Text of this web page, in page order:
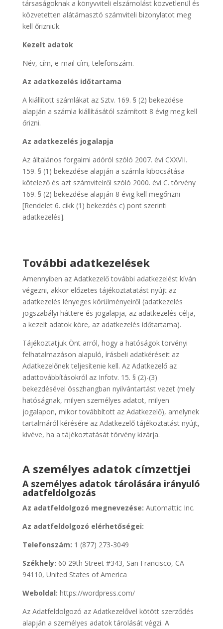
társaságoknak a könyvviteli elszámolást közvetlenül és
közvetetten alátámasztó számviteli bizonylatot meg
kell őrizniük.
Kezelt adatok
Név, cím, e-mail cím, telefonszám.
Az adatkezelés időtartama
A kiállított számlákat az Sztv. 169. § (2) bekezdése
alapján a számla kiállításától számított 8 évig meg kell
őrizni.
Az adatkezelés jogalapja
Az általános forgalmi adóról szóló 2007. évi CXXVII.
159. § (1) bekezdése alapján a számla kibocsátása
kötelező és azt számvitelről szóló 2000. évi C. törvény
169. § (2) bekezdése alapján 8 évig kell megőrizni
[Rendelet 6. cikk (1) bekezdés c) pont szerinti
adatkezelés].
További adatkezelések
Amennyiben az Adatkezelő további adatkezelést kíván
végezni, akkor előzetes tájékoztatatást nyújt az
adatkezelés lényeges körülményeiről (adatkezelés
jogszabályi háttere és jogalapja, az adatkezelés célja,
a kezelt adatok köre, az adatkezelés időtartama).
Tájékoztatjuk Önt arról, hogy a hatóságok törvényi
felhatalmazáson alapuló, írásbeli adatkéréseit az
Adatkezelőnek teljesítenie kell. Az Adatkezelő az
adattovábbításokról az Infotv. 15. § (2)-(3)
bekezdésével összhangban nyilvántartást vezet (mely
hatóságnak, milyen személyes adatot, milyen
jogalapon, mikor továbbított az Adatkezelő), amelynek
tartalmáról kérésére az Adatkezelő tájékoztatást nyújt,
kivéve, ha a tájékoztatását törvény kizárja.
A személyes adatok címzettjei
A személyes adatok tárolására irányuló
adatfeldolgozás
Az adatfeldolgozó megnevezése: Automattic Inc.
Az adatfeldolgozó elérhetőségei:
Telefonszám: 1 (877) 273-3049
Székhely: 60 29th Street #343, San Francisco, CA
94110, United States of America
Weboldal: https://wordpress.com/
Az Adatfeldolgozó az Adatkezelővel kötött szerződés
alapján a személyes adatok tárolását végzi. A